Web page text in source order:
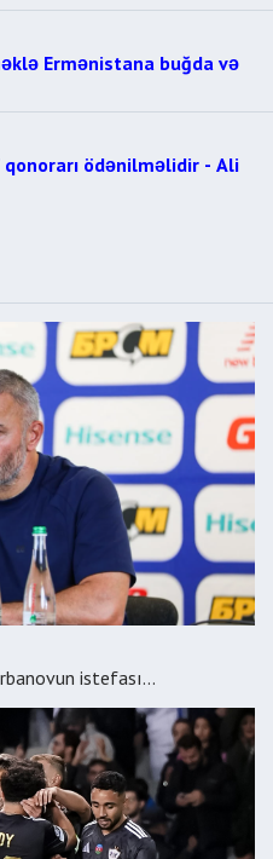
Ermənistana buğda və
ödənilməlidir - Ali
istefası...